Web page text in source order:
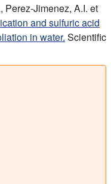
Perez-Jimenez, A.I. et
and sulfuric acid
in water. Scientific